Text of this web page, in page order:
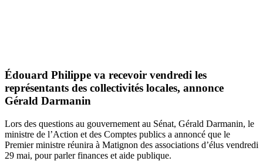
Édouard Philippe va recevoir vendredi les
représentants des collectivités locales, annonce
Gérald Darmanin
Lors des questions au gouvernement au Sénat, Gérald Darmanin, le
ministre de l’Action et des Comptes publics a annoncé que le
Premier ministre réunira à Matignon des associations d’élus vendredi
29 mai, pour parler finances et aide publique.